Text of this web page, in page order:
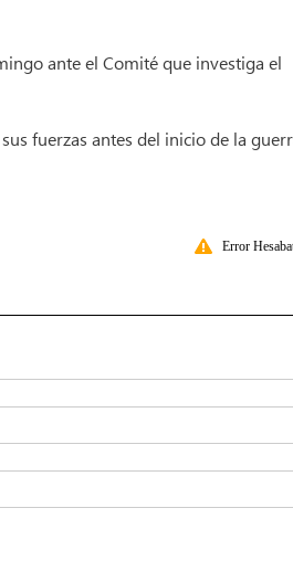
ante el Comité que investiga el
fuerzas antes del inicio de la
Error